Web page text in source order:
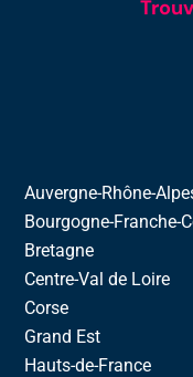
Auvergne-Rhône-
Bourgogne-Franche-
Bretagne
Centre-Val de Loire
Corse
Grand Est
Hauts-de-France